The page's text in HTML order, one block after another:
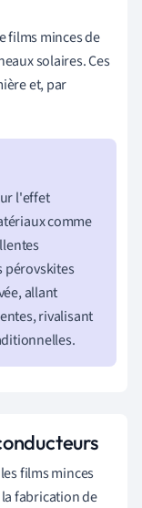
films minces de
solaires. Ces
et, par
l'effet
comme
pérovskites
allant
rivalisant
films minces
fabrication de